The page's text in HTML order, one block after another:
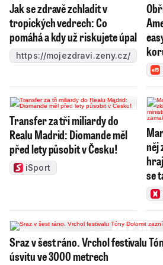
Jak se zdravě zchladit v
tropických vedrech: Co
pomáhá a kdy už riskujete úpal
https://mojezdravi.zeny.cz/
Transfer za tři miliardy do
Realu Madrid: Diomande měl
před lety působit v Česku!
iSport
něj
se
Sraz v šest ráno. Vrchol festivalu
úsvitu ve 3000 metrech